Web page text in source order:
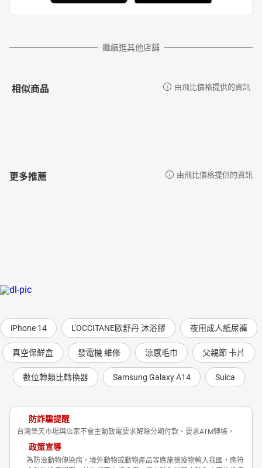
繼續逛其他店舖
相似商品 由飛比價格提供的資訊
更多推薦 由飛比價格提供的資訊
iPhone 14 L'OCCITANE歐舒丹 沐浴膠 夜用成人紙尿褲
真空保鮮盒 發電機 維修 涼感毛巾 父親節 卡片
數位轉類比轉換器 Samsung Galaxy A14 Suica
防詐騙提醒
台灣樂天市場與店家不會主動致電要求解除分期付款、要求ATM轉帳。
政策宣導
為防治動物傳染病，境外動物或動物產品等應施檢疫物輸入我國，應符